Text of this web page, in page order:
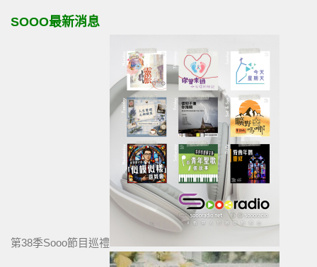
SOOO最新消息
第38季Sooo節目巡禮